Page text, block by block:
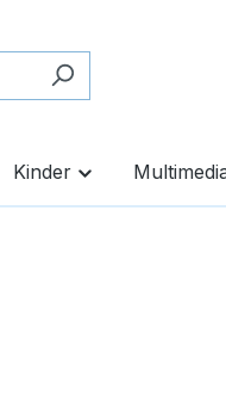
Kinder